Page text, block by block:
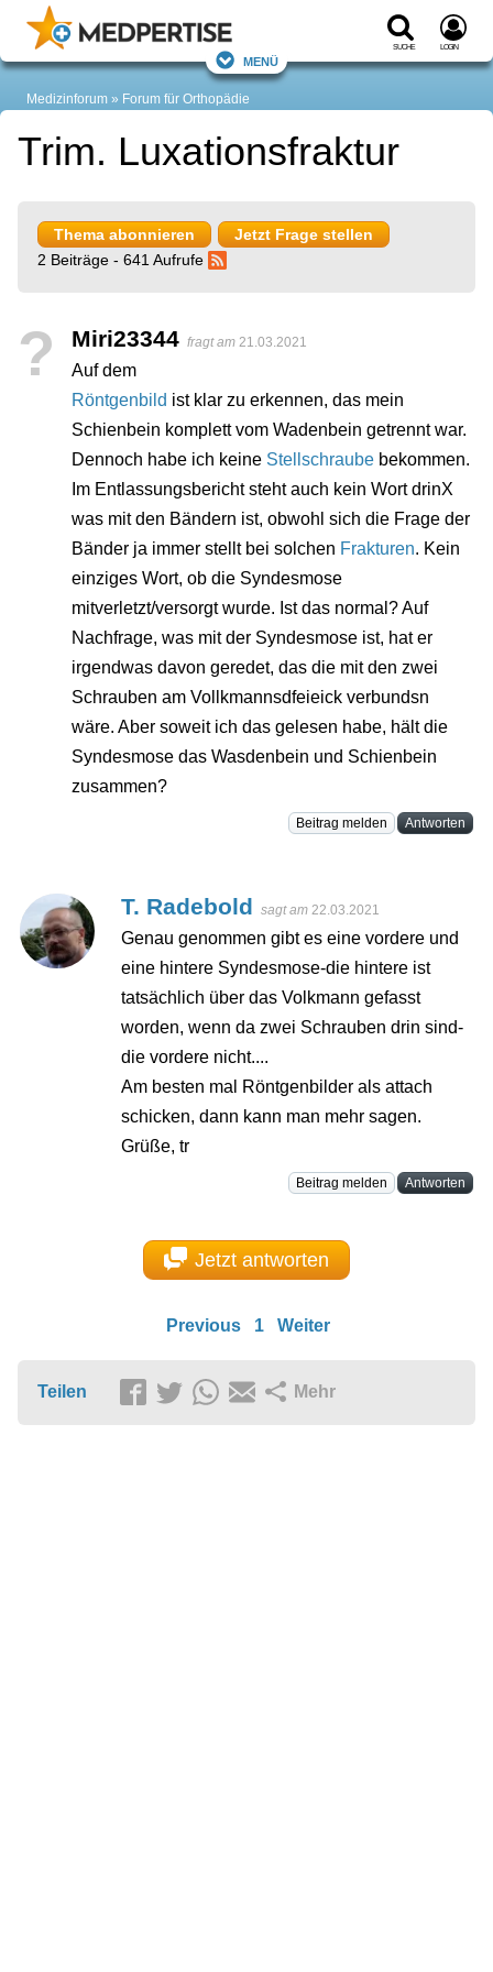
Suche Login
Menü
Medizinforum Forum für Orthopädie
Trim. Luxationsfraktur
Thema abonnieren
Jetzt Frage stellen
2 Beiträge - 641 Aufrufe
? Miri23344 fragt am 21.03.2021
Auf dem
Röntgenbild ist klar zu erkennen, das mein
Schienbein komplett vom Wadenbein getrennt war.
Dennoch habe ich keine Stellschraube bekommen.
Im Entlassungsbericht steht auch kein Wort drinX
was mit den Bändern ist, obwohl sich die Frage der
Bänder ja immer stellt bei solchen Frakturen. Kein
einziges Wort, ob die Syndesmose
mitverletzt/versorgt wurde. Ist das normal? Auf
Nachfrage, was mit der Syndesmose ist, hat er
irgendwas davon geredet, das die mit den zwei
Schrauben am Vollkmannsdfeieick verbundsn
wäre. Aber soweit ich das gelesen habe, hält die
Syndesmose das Wasdenbein und Schienbein
zusammen?
Beitrag melden Antworten
T. Radebold sagt am 22.03.2021
Genau genommen gibt es eine vordere und
eine hintere Syndesmose-die hintere ist
tatsächlich über das Volkmann gefasst
worden, wenn da zwei Schrauben drin sind-
die vordere nicht....
Am besten mal Röntgenbilder als attach
schicken, dann kann man mehr sagen.
Grüße, tr
Beitrag melden Antworten
Jetzt antworten
Previous 1 Weiter
Teilen Mehr